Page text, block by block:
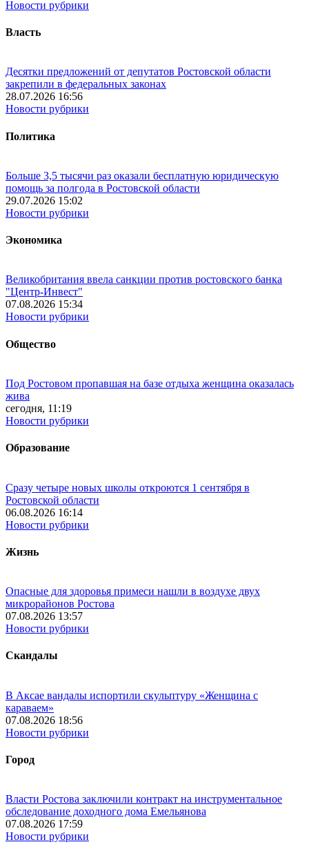
Новости рубрики
Власть
Десятки предложений от депутатов Ростовской области
закрепили в федеральных законах
28.07.2026 16:56
Новости рубрики
Политика
Больше 3,5 тысячи раз оказали бесплатную юридическую
помощь за полгода в Ростовской области
29.07.2026 15:02
Новости рубрики
Экономика
Великобритания ввела санкции против ростовского банка
"Центр-Инвест"
07.08.2026 15:34
Новости рубрики
Общество
Под Ростовом пропавшая на базе отдыха женщина оказалась
жива
сегодня, 11:19
Новости рубрики
Образование
Сразу четыре новых школы откроются 1 сентября в
Ростовской области
06.08.2026 16:14
Новости рубрики
Жизнь
Опасные для здоровья примеси нашли в воздухе двух
микрорайонов Ростова
07.08.2026 13:57
Новости рубрики
Скандалы
В Аксае вандалы испортили скульптуру «Женщина с
караваем»
07.08.2026 18:56
Новости рубрики
Город
Власти Ростова заключили контракт на инструментальное
обследование доходного дома Емельянова
07.08.2026 17:59
Новости рубрики